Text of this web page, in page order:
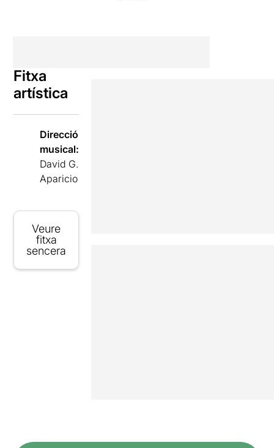
Fitxa
artística
Direcció
musical:
David G.
Aparicio
Veure
fitxa
sencera